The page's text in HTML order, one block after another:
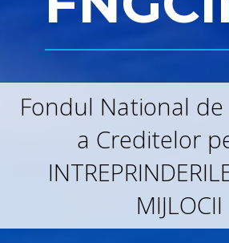
Fondul National
a Creditelor
MIJLOCII